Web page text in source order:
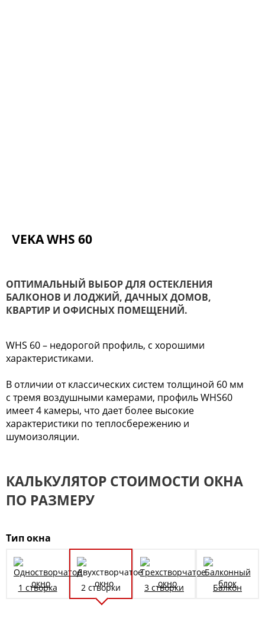
VEKA WHS 60
ОПТИМАЛЬНЫЙ ВЫБОР ДЛЯ ОСТЕКЛЕНИЯ
БАЛКОНОВ И ЛОДЖИЙ, ДАЧНЫХ ДОМОВ,
КВАРТИР И ОФИСНЫХ ПОМЕЩЕНИЙ.
WHS 60 – недорогой профиль, с хорошими
характеристиками.
В отличии от классических систем толщиной 60 мм
с тремя воздушными камерами, профиль WHS60
имеет 4 камеры, что дает более высокие
характеристики по теплосбережению и
шумоизоляции.
КАЛЬКУЛЯТОР СТОИМОСТИ ОКНА
ПО РАЗМЕРУ
Тип окна
1 створка 2 створки 3 створки Балкон